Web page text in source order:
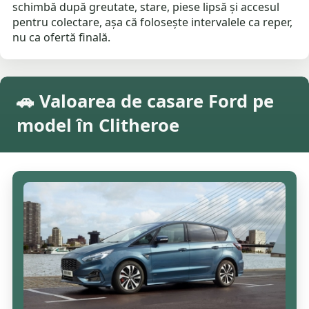
schimbă după greutate, stare, piese lipsă și accesul
pentru colectare, așa că folosește intervalele ca reper,
nu ca ofertă finală.
🚗 Valoarea de casare Ford pe
model în Clitheroe